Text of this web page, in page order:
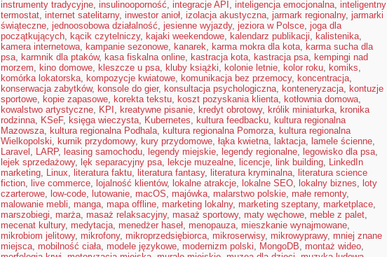
instrumenty tradycyjne, insulinooporność, integracje API , inteligencja emocjonalna, inteligentny
termostat, internet satelitarny, inwestor anioł, izolacja akustyczna, jarmark regionalny, jarmarki
świąteczne, jednoosobowa działalność, jesienne wyjazdy, jeziora w Polsce, joga dla
początkujących, kącik czytelniczy, kajaki weekendowe, kalendarz publikacji, kalistenika,
kamera internetowa, kampanie sezonowe, kanarek, karma mokra dla kota, karma sucha dla
psa, karmnik dla ptaków, kasa fiskalna online, kastracja kota, kastracja psa, kempingi nad
morzem, kino domowe, kleszcze u psa, kluby książki, kolonie letnie, kolor roku, komiks,
komórka lokatorska, kompozycje kwiatowe, komunikacja bez przemocy, koncentracja,
konserwacja zabytków, konsole do gier, konsultacja psychologiczna, konteneryzacja, kontuzje
sportowe, kopie zapasowe, korekta tekstu, koszt pozyskania klienta, kotłownia domowa,
kowalstwo artystyczne, KPI , kreatywne pisanie, kredyt obrotowy, królik miniaturka, kronika
rodzinna, KSeF, księga wieczysta, Kubernetes, kultura feedbacku, kultura regionalna
Mazowsza, kultura regionalna Podhala, kultura regionalna Pomorza, kultura regionalna
Wielkopolski, kurnik przydomowy, kury przydomowe, łąka kwietna, laktacja, lamele ścienne,
Laravel , LARP, leasing samochodu, legendy miejskie, legendy regionalne, legowisko dla psa,
lejek sprzedażowy, lęk separacyjny psa, lekcje muzealne, licencje, link building, LinkedIn
marketing, Linux, literatura faktu, literatura fantasy, literatura kryminalna, literatura science
fiction, live commerce, lojalność klientów, lokalne atrakcje, lokalne SEO, lokalny biznes, loty
czarterowe, low-code, lutowanie, macOS, majówka, malarstwo polskie, małe remonty,
malowanie mebli, manga, mapa offline, marketing lokalny, marketing szeptany, marketplace,
marszobiegi, marża, masaż relaksacyjny, masaż sportowy, maty węchowe, meble z palet,
mecenat kultury, medytacja, menedżer haseł, menopauza, mieszkanie wynajmowane,
mikrobiom jelitowy, mikrofony, mikroprzedsiębiorca, mikroserwisy, mikrowyprawy, mniej znane
miejsca, mobilność ciała, modele językowe, modernizm polski, MongoDB, montaż wideo,